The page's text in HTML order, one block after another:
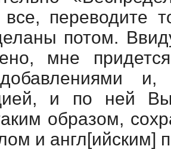
все, переводите
потом.
мне
и,
и по ней
образом,
и англ[ийским]